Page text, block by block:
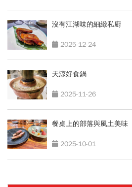
沒有江湖味的細緻私廚
2025-12-24
天涼好食鍋
2025-11-26
餐桌上的部落與風土美味
2025-10-01